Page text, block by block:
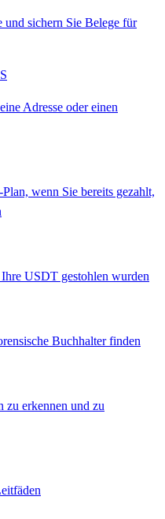
und sichern Sie Belege für
Adresse oder einen
wenn Sie bereits gezahlt,
USDT gestohlen wurden
Buchhalter finden
zu erkennen und zu